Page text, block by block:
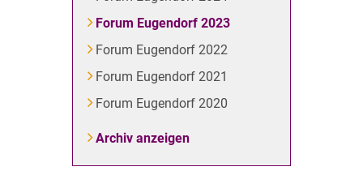
Forum Eugendorf 2023
Forum Eugendorf 2022
Forum Eugendorf 2021
Forum Eugendorf 2020
Archiv anzeigen